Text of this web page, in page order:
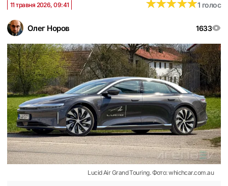
Олег Норов 1633
11 травня 2026, 09:41 ★★★★★
★★★★★1 голос
Lucid Air Grand Touring. Фото: whichcar.com.au